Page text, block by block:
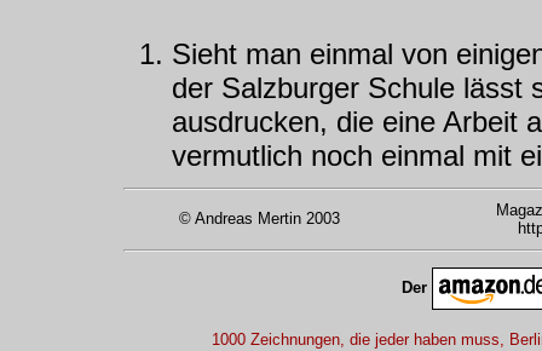
Sieht man einmal von
der Salzburger Schule lässt
ausdrucken, die eine Arbeit
vermutlich noch einmal mit
© Andreas Mertin 2003
Der
1000 Zeichnungen, die jeder haben muss,